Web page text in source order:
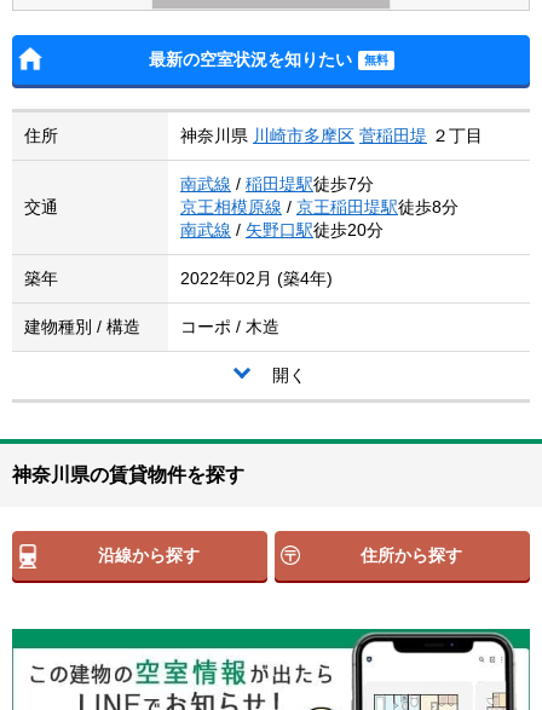
最新の空室状況を知りたい
住所 神奈川県 川崎市多摩区 菅稲田堤 ２丁目
交通
南武線 / 稲田堤駅徒歩7分
京王相模原線 / 京王稲田堤駅徒歩8分
南武線 / 矢野口駅徒歩20分
築年 2022年02月 (築4年)
建物種別 / 構造 コーポ / 木造
開く
神奈川県の賃貸物件を探す
沿線から探す 住所から探す